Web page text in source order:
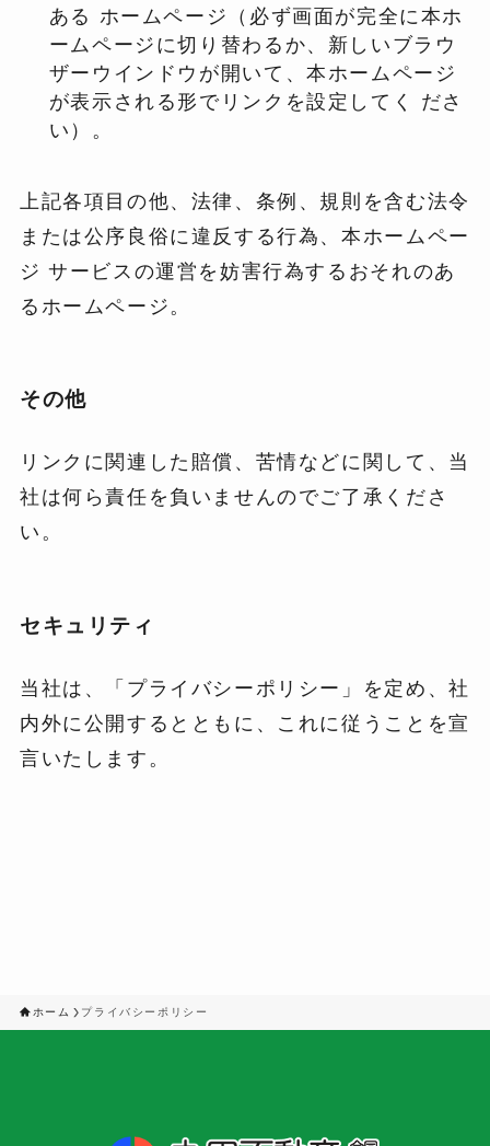
ある ホームページ（必ず画面が完全に本ホ
ームページに切り替わるか、新しいブラウ
ザーウインドウが開いて、本ホームページ
が表示される形でリンクを設定してく ださ
い）。
上記各項目の他、法律、条例、規則を含む法令
または公序良俗に違反する行為、本ホームペー
ジ サービスの運営を妨害行為するおそれのあ
るホームページ。
その他
リンクに関連した賠償、苦情などに関して、当
社は何ら責任を負いませんのでご了承くださ
い。
セキュリティ
当社は、「プライバシーポリシー」を定め、社
内外に公開するとともに、これに従うことを宣
言いたします。
ホーム プライバシーポリシー